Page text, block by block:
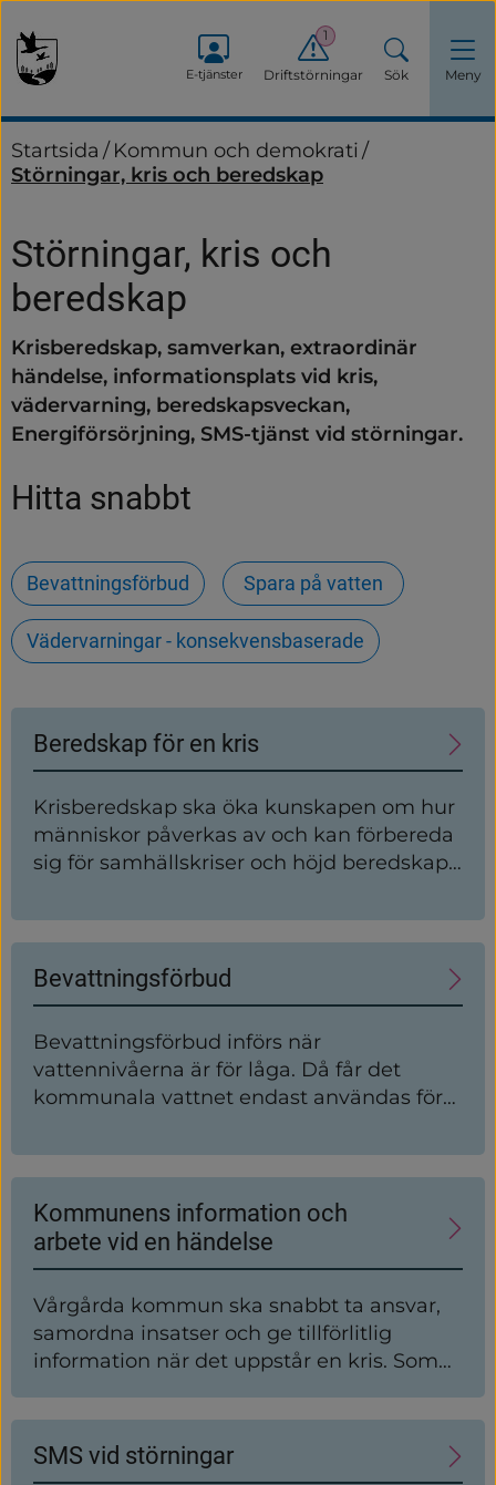
E-tjänster Driftstörningar
1
Sök Meny
Startsida / Kommun och demokrati/
Störningar, kris och beredskap
Störningar, kris och
beredskap
Krisberedskap, samverkan, extraordinär
händelse, informationsplats vid kris,
vädervarning, beredskapsveckan,
Energiförsörjning, SMS-tjänst vid störningar.
Hitta snabbt
Bevattningsförbud Spara på vatten
Vädervarningar - konsekvensbaserade
Undersidor
Beredskap för en kris
Krisberedskap ska öka kunskapen om hur
människor påverkas av och kan förbereda
sig för samhällskriser och höjd beredskap,
som gäller beredskapen för olika
händelser.
Bevattningsförbud
Bevattningsförbud införs när
vattennivåerna är för låga. Då får det
kommunala vattnet endast användas för
matlagning, dryck och hygien.
Kommunens information och
arbete vid en händelse
Vårgårda kommun ska snabbt ta ansvar,
samordna insatser och ge tillförlitlig
information när det uppstår en kris. Som
eget ansvar att hålla dig underrättad och
klara dig själv under en tid då kommunens
resurser vid en kris först går till dem som
SMS vid störningar